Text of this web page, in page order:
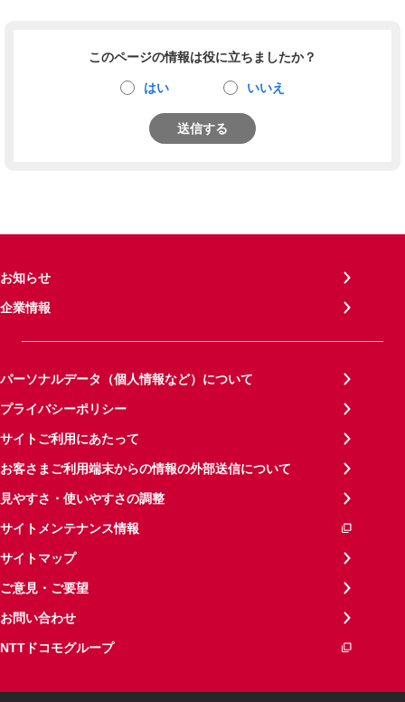
このページの情報は役に立ちましたか？
はい いいえ
送信する
お知らせ
企業情報
パーソナルデータ（個人情報など）について
プライバシーポリシー
サイトご利用にあたって
お客さまご利用端末からの情報の外部送信について
見やすさ・使いやすさの調整
サイトメンテナンス情報
サイトマップ
ご意見・ご要望
お問い合わせ
NTTドコモグループ